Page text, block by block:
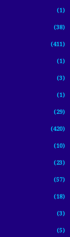
(1)
(38)
(411)
(1)
(3)
(1)
(29)
(420)
(10)
(23)
(57)
(18)
(3)
(5)